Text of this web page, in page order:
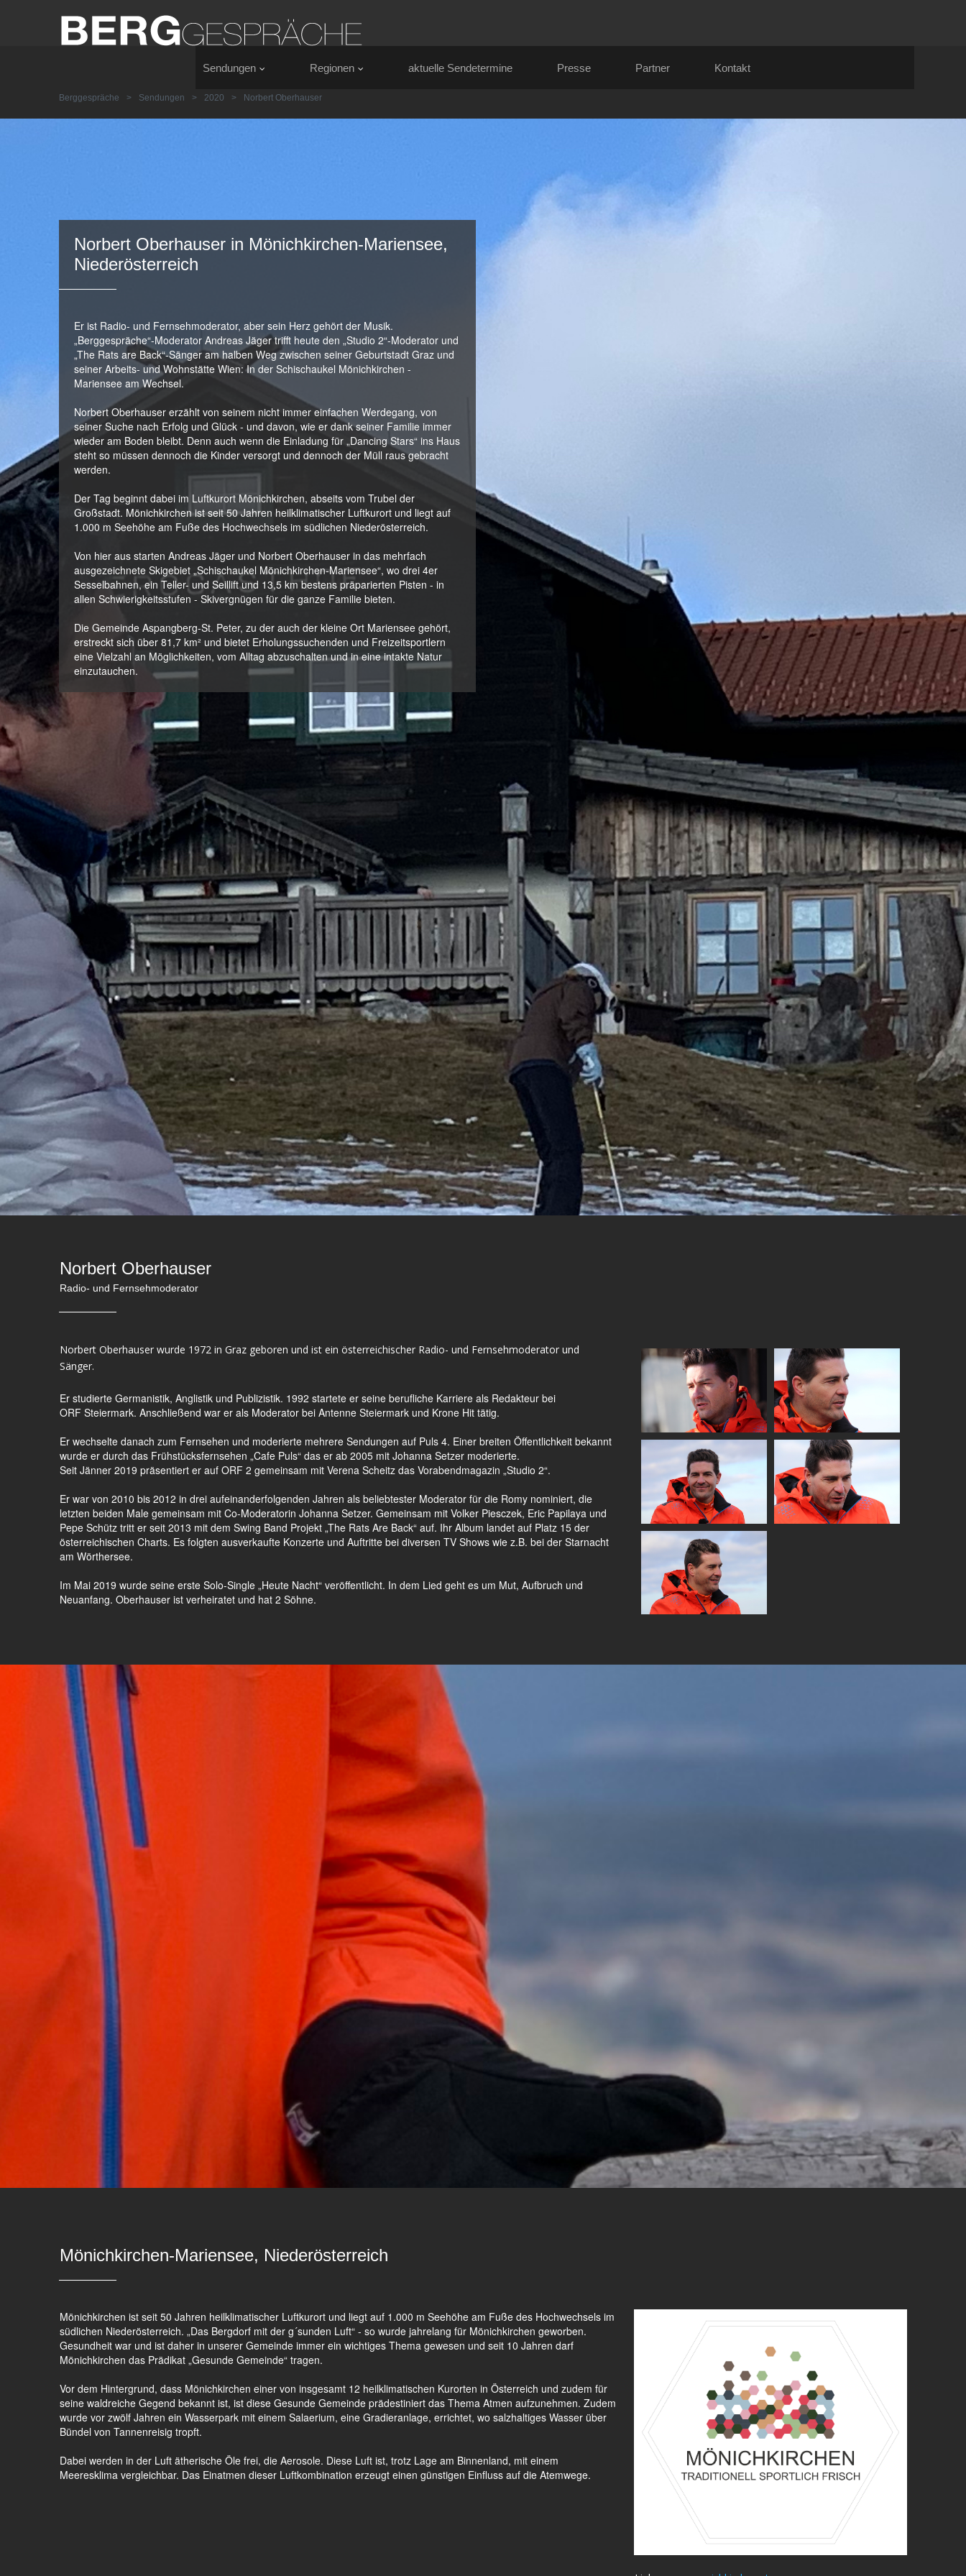
Sendungen Regionen aktuelle Sendetermine Presse Partner Kontakt
Berggespräche > Sendungen > 2020 > Norbert Oberhauser
Norbert Oberhauser in Mönichkirchen-Mariensee,
Niederösterreich
Er ist Radio- und Fernsehmoderator, aber sein Herz gehört der Musik.
„Berggespräche“-Moderator Andreas Jäger trifft heute den „Studio 2“-Moderator und
„The Rats are Back“-Sänger am halben Weg zwischen seiner Geburtstadt Graz und
seiner Arbeits- und Wohnstätte Wien: In der Schischaukel Mönichkirchen -
Mariensee am Wechsel.
Norbert Oberhauser erzählt von seinem nicht immer einfachen Werdegang, von
seiner Suche nach Erfolg und Glück - und davon, wie er dank seiner Familie immer
wieder am Boden bleibt. Denn auch wenn die Einladung für „Dancing Stars“ ins Haus
steht so müssen dennoch die Kinder versorgt und dennoch der Müll raus gebracht
werden.
Der Tag beginnt dabei im Luftkurort Mönichkirchen, abseits vom Trubel der
Großstadt. Mönichkirchen ist seit 50 Jahren heilklimatischer Luftkurort und liegt auf
1.000 m Seehöhe am Fuße des Hochwechsels im südlichen Niederösterreich.
Von hier aus starten Andreas Jäger und Norbert Oberhauser in das mehrfach
ausgezeichnete Skigebiet „Schischaukel Mönichkirchen-Mariensee“, wo drei 4er
Sesselbahnen, ein Teller- und Seillift und 13,5 km bestens präparierten Pisten - in
allen Schwierigkeitsstufen - Skivergnügen für die ganze Familie bieten.
Die Gemeinde Aspangberg-St. Peter, zu der auch der kleine Ort Mariensee gehört,
erstreckt sich über 81,7 km² und bietet Erholungssuchenden und Freizeitsportlern
eine Vielzahl an Möglichkeiten, vom Alltag abzuschalten und in eine intakte Natur
einzutauchen.
Norbert Oberhauser
Radio- und Fernsehmoderator
Norbert Oberhauser wurde 1972 in Graz geboren und ist ein österreichischer Radio- und Fernsehmoderator und
Sänger.
Er studierte Germanistik, Anglistik und Publizistik. 1992 startete er seine berufliche Karriere als Redakteur bei
ORF Steiermark. Anschließend war er als Moderator bei Antenne Steiermark und Krone Hit tätig.
Er wechselte danach zum Fernsehen und moderierte mehrere Sendungen auf Puls 4. Einer breiten Öffentlichkeit bekannt
wurde er durch das Frühstücksfernsehen „Cafe Puls“ das er ab 2005 mit Johanna Setzer moderierte.
Seit Jänner 2019 präsentiert er auf ORF 2 gemeinsam mit Verena Scheitz das Vorabendmagazin „Studio 2“.
Er war von 2010 bis 2012 in drei aufeinanderfolgenden Jahren als beliebtester Moderator für die Romy nominiert, die
letzten beiden Male gemeinsam mit Co-Moderatorin Johanna Setzer. Gemeinsam mit Volker Piesczek, Eric Papilaya und
Pepe Schütz tritt er seit 2013 mit dem Swing Band Projekt „The Rats Are Back“ auf. Ihr Album landet auf Platz 15 der
österreichischen Charts. Es folgten ausverkaufte Konzerte und Auftritte bei diversen TV Shows wie z.B. bei der Starnacht
am Wörthersee.
Im Mai 2019 wurde seine erste Solo-Single „Heute Nacht“ veröffentlicht. In dem Lied geht es um Mut, Aufbruch und
Neuanfang. Oberhauser ist verheiratet und hat 2 Söhne.
Mönichkirchen-Mariensee, Niederösterreich
Mönichkirchen ist seit 50 Jahren heilklimatischer Luftkurort und liegt auf 1.000 m Seehöhe am Fuße des Hochwechsels im
südlichen Niederösterreich. „Das Bergdorf mit der g´sunden Luft“ - so wurde jahrelang für Mönichkirchen geworben.
Gesundheit war und ist daher in unserer Gemeinde immer ein wichtiges Thema gewesen und seit 10 Jahren darf
Mönichkirchen das Prädikat „Gesunde Gemeinde“ tragen.
Vor dem Hintergrund, dass Mönichkirchen einer von insgesamt 12 heilklimatischen Kurorten in Österreich und zudem für
seine waldreiche Gegend bekannt ist, ist diese Gesunde Gemeinde prädestiniert das Thema Atmen aufzunehmen. Zudem
wurde vor zwölf Jahren ein Wasserpark mit einem Salaerium, eine Gradieranlage, errichtet, wo salzhaltiges Wasser über
Bündel von Tannenreisig tropft.
Dabei werden in der Luft ätherische Öle frei, die Aerosole. Diese Luft ist, trotz Lage am Binnenland, mit einem
Meeresklima vergleichbar. Das Einatmen dieser Luftkombination erzeugt einen günstigen Einfluss auf die Atemwege.